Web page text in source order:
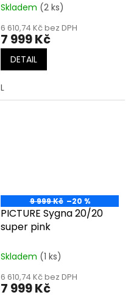
Skladem (2 ks)
6 610,74 Kč bez DPH
7 999 Kč
DETAIL
L
9 999 Kč –20 %
PICTURE Sygna 20/20
super pink
Skladem (1 ks)
6 610,74 Kč bez DPH
7 999 Kč